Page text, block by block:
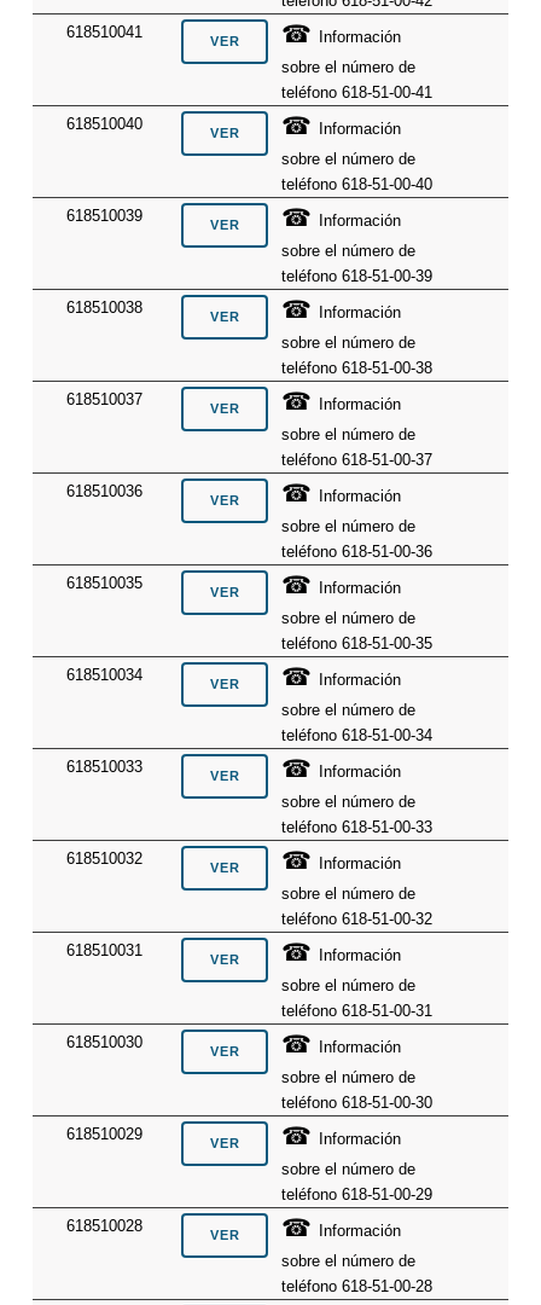
618510041
☎
Información
sobre el número de
teléfono 618-51-00-41
618510040
☎
Información
sobre el número de
teléfono 618-51-00-40
618510039
☎
Información
sobre el número de
teléfono 618-51-00-39
618510038
☎
Información
sobre el número de
teléfono 618-51-00-38
618510037
☎
Información
sobre el número de
teléfono 618-51-00-37
618510036
☎
Información
sobre el número de
teléfono 618-51-00-36
618510035
☎
Información
sobre el número de
teléfono 618-51-00-35
618510034
☎
Información
sobre el número de
teléfono 618-51-00-34
618510033
☎
Información
sobre el número de
teléfono 618-51-00-33
618510032
☎
Información
sobre el número de
teléfono 618-51-00-32
618510031
☎
Información
sobre el número de
teléfono 618-51-00-31
618510030
☎
Información
sobre el número de
teléfono 618-51-00-30
618510029
☎
Información
sobre el número de
teléfono 618-51-00-29
618510028
☎
Información
sobre el número de
teléfono 618-51-00-28